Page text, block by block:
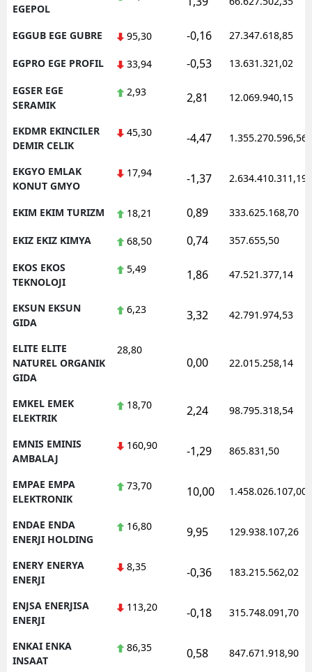
EGEPOL
EGGUB EGE GUBRE 95,30 -0,16 27.347.618,85
EGPRO EGE PROFIL 33,94 -0,53 13.631.321,02
EGSER EGE
SERAMIK
2,93 2,81 12.069.940,15
EKDMR EKINCILER
DEMIR CELIK
45,30 -4,47 1.355.270.596,56
EKGYO EMLAK
KONUT GMYO
17,94 -1,37 2.634.410.311,19
EKIM EKIM TURIZM 18,21 0,89 333.625.168,70
EKIZ EKIZ KIMYA 68,50 0,74 357.655,50
EKOS EKOS
TEKNOLOJI
5,49 1,86 47.521.377,14
EKSUN EKSUN
GIDA
6,23 3,32 42.791.974,53
ELITE ELITE
NATUREL ORGANIK
GIDA
28,80
0,00 22.015.258,14
EMKEL EMEK
ELEKTRIK
18,70 2,24 98.795.318,54
EMNIS EMINIS
AMBALAJ
160,90 -1,29 865.831,50
EMPAE EMPA
ELEKTRONIK
73,70 10,00 1.458.026.107,00
ENDAE ENDA
ENERJI HOLDING
16,80 9,95 129.938.107,26
ENERY ENERYA
ENERJI
8,35 -0,36 183.215.562,02
ENJSA ENERJISA
ENERJI
113,20 -0,18 315.748.091,70
ENKAI ENKA
INSAAT
86,35 0,58 847.671.918,90